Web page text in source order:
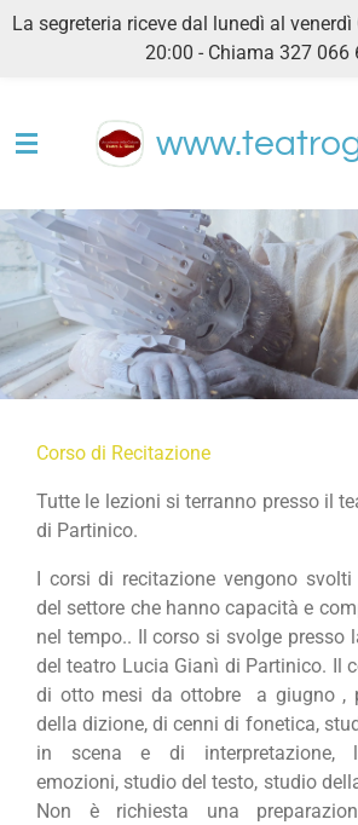
Vai
La segreteria riceve dal lunedì al
20:00 - Chiama 327 066
Corso di Recitazione
Tutte le lezioni si terranno presso il
di Partinico.
I corsi di recitazione vengono
del settore che hanno capacità e
nel tempo.. Il corso si svolge presso
del teatro Lucia Gianì di Partinico. Il
di otto mesi da ottobre a giugno ,
della dizione, di cenni di fonetica,
in scena e di interpretazione,
emozioni, studio del testo, studio
Non è richiesta una